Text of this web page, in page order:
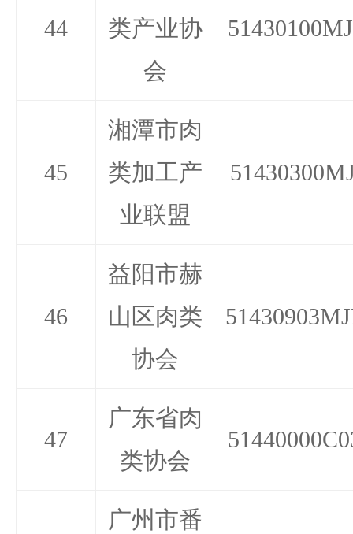
44
类产业协
会
45
湘潭市肉
类加工产
业联盟
46
益阳市赫
山区肉类
协会
47
广东省肉
类协会
广州市番